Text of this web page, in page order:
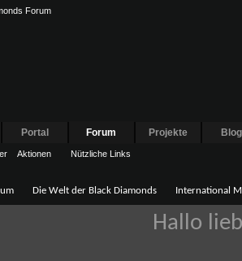
Portal Forum
Aktionen Nützliche Links
Projekte
Die Welt der Black Diamonds International
Hallo